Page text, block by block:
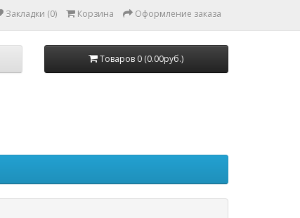
Закладки (0) Корзина Оформление заказа
Товаров 0 (0.00руб.)